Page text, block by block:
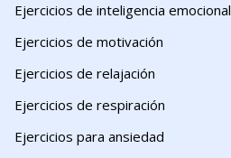
Ejercicios de inteligencia emocional
Ejercicios de motivación
Ejercicios de relajación
Ejercicios de respiración
Ejercicios para ansiedad